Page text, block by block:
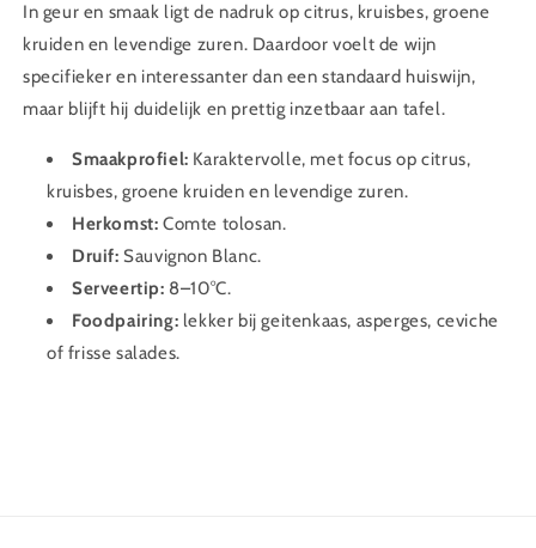
In geur en smaak ligt de nadruk op citrus, kruisbes, groene
kruiden en levendige zuren. Daardoor voelt de wijn
specifieker en interessanter dan een standaard huiswijn,
maar blijft hij duidelijk en prettig inzetbaar aan tafel.
Smaakprofiel: Karaktervolle, met focus op citrus,
kruisbes, groene kruiden en levendige zuren.
Herkomst: Comte tolosan.
Druif: Sauvignon Blanc.
Serveertip: 8–10°C.
Foodpairing: lekker bij geitenkaas, asperges, ceviche
of frisse salades.